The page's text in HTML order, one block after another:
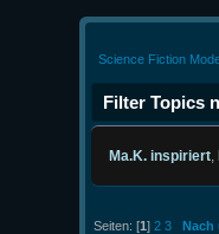
Science Fiction
Filter Topics
Ma.K. inspiriert ,
Seiten: [1]2 3 Nach